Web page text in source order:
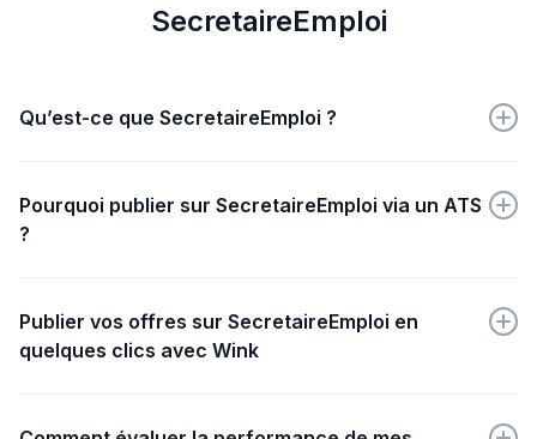
SecretaireEmploi
Qu’est-ce que SecretaireEmploi ?
recrutement et à l'emploi des secrétaires et assistants.
Pourquoi publier sur SecretaireEmploi via un ATS
?
gestion des candidatures, optimise la visibilité des
offres et cible efficacement des professionnels
Publier vos offres sur SecretaireEmploi en
quelques clics avec Wink